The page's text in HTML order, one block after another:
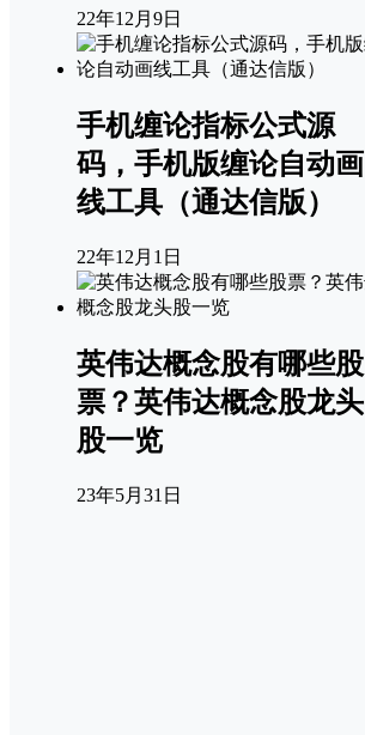
22年12月9日
手机缠论指标公式源
码，手机版缠论自动画
线工具（通达信版）
22年12月1日
英伟达概念股有哪些股
票？英伟达概念股龙头
股一览
23年5月31日